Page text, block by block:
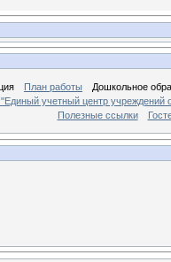
План работы
Дошкольное
учетный центр учреждений
Полезные ссылки